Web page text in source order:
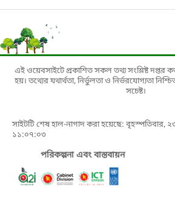
এই ওয়েবসাইটে প্রকাশিত সকল তথ্য সংশ্লিষ্ট দপ্তর
হয়। তথ্যের যথার্থতা, নির্ভুলতা ও নির্ভরযোগ্যতা
সচেষ্ট।
সাইটটি শেষ হাল-নাগাদ করা হয়েছে: বৃহস্পতিবার,
১১:০৭:০৩
পরিকল্পনা এবং বাস্তবায়ন